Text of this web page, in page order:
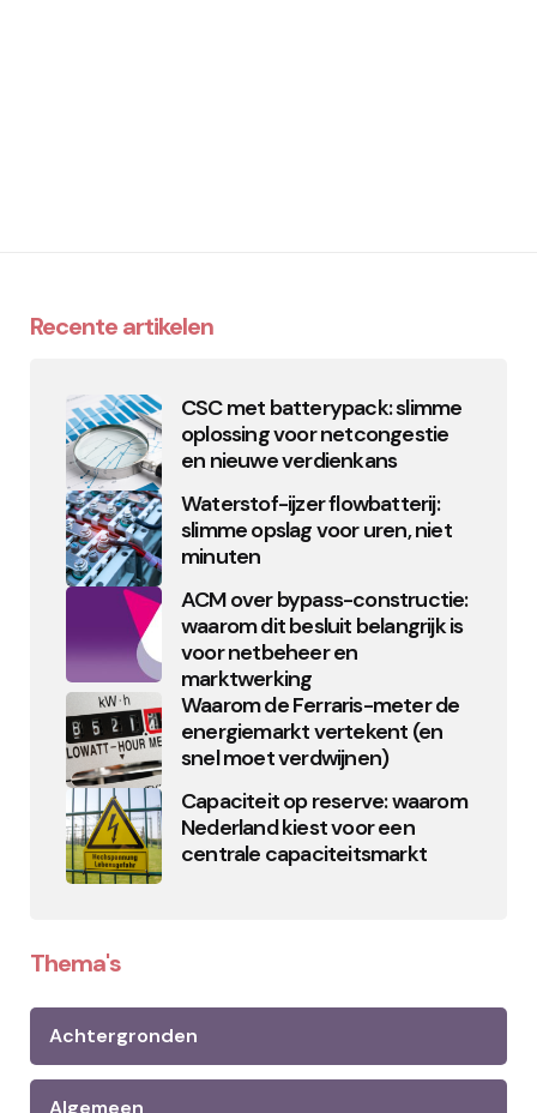
Recente artikelen
CSC met batterypack: slimme
oplossing voor netcongestie
en nieuwe verdienkans
Waterstof-ijzer flowbatterij:
slimme opslag voor uren, niet
minuten
ACM over bypass-constructie:
waarom dit besluit belangrijk is
voor netbeheer en
marktwerking
Waarom de Ferraris-meter de
energiemarkt vertekent (en
snel moet verdwijnen)
Capaciteit op reserve: waarom
Nederland kiest voor een
centrale capaciteitsmarkt
Thema's
Achtergronden
Algemeen